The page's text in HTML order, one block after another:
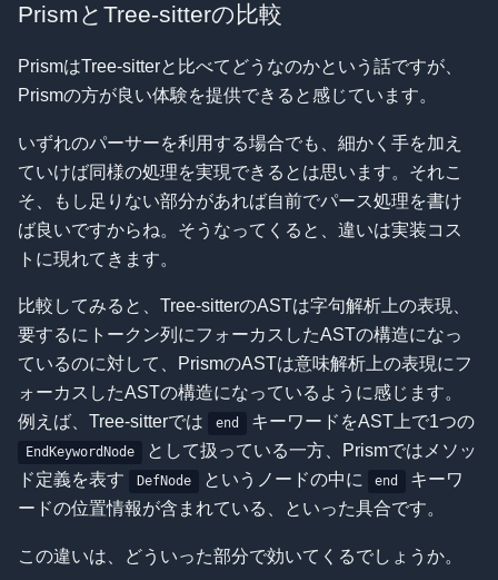
PrismとTree-sitterの比較
PrismはTree-sitterと比べてどうなのかという話ですが、
Prismの方が良い体験を提供できると感じています。
いずれのパーサーを利用する場合でも、細かく手を加え
ていけば同様の処理を実現できるとは思います。それこ
そ、もし足りない部分があれば自前でパース処理を書け
ば良いですからね。そうなってくると、違いは実装コス
トに現れてきます。
比較してみると、Tree-sitterのASTは字句解析上の表現、
要するにトークン列にフォーカスしたASTの構造になっ
ているのに対して、PrismのASTは意味解析上の表現にフ
ォーカスしたASTの構造になっているように感じます。
例えば、Tree-sitterでは
end キーワードをAST上で1つの
EndKeywordNode
として扱っている一方、Prismではメソッ
ド定義を表す
DefNode というノードの中に end
キーワ
ードの位置情報が含まれている、といった具合です。
この違いは、どういった部分で効いてくるでしょうか。